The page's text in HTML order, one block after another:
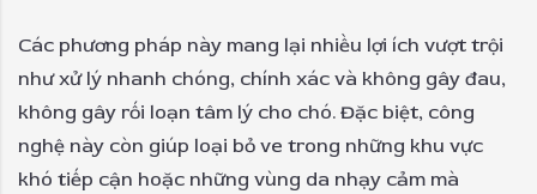
Các phương pháp này mang lại nhiều lợi ích vượt trội
như xử lý nhanh chóng, chính xác và không gây đau,
không gây rối loạn tâm lý cho chó. Đặc biệt, công
nghệ này còn giúp loại bỏ ve trong những khu vực
khó tiếp cận hoặc những vùng da nhạy cảm mà